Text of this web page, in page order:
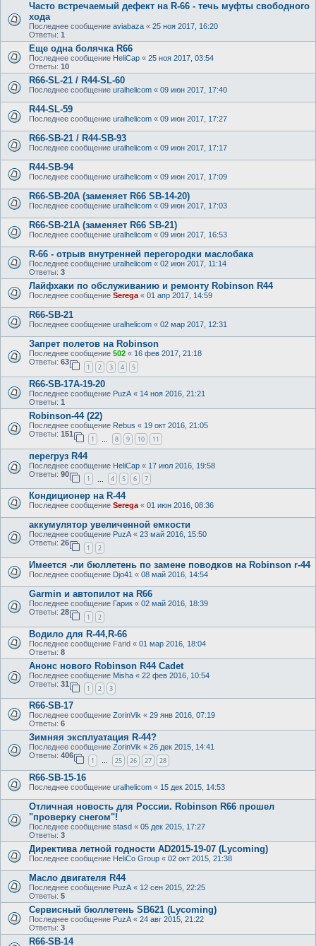
Часто встречаемый дефект на R-66 - течь муфты свободного
хода
Последнее сообщение aviabaza « 25 ноя 2017, 16:20
Ответы: 1
Еще одна болячка R66
Последнее сообщение HeliCap « 25 ноя 2017, 03:54
Ответы: 10
R66-SL-21 / R44-SL-60
Последнее сообщение uralhelicom « 09 июн 2017, 17:40
R44-SL-59
Последнее сообщение uralhelicom « 09 июн 2017, 17:27
R66-SB-21 / R44-SB-93
Последнее сообщение uralhelicom « 09 июн 2017, 17:17
R44-SB-94
Последнее сообщение uralhelicom « 09 июн 2017, 17:09
R66-SB-20A (заменяет R66 SB-14-20)
Последнее сообщение uralhelicom « 09 июн 2017, 17:03
R66-SB-21A (заменяет R66 SB-21)
Последнее сообщение uralhelicom « 09 июн 2017, 16:53
R-66 - отрыв внутренней перегородки маслобака
Последнее сообщение uralhelicom « 02 июн 2017, 11:14
Ответы: 3
Лайфхаки по обслуживанию и ремонту Robinson R44
Последнее сообщение Serega « 01 апр 2017, 14:59
R66-SB-21
Последнее сообщение uralhelicom « 02 мар 2017, 12:31
Запрет полетов на Robinson
Последнее сообщение 502 « 16 фев 2017, 21:18
Ответы: 63
1 2 3 4 5
R66-SB-17A-19-20
Последнее сообщение PuzA « 14 ноя 2016, 21:21
Ответы: 1
Robinson-44 (22)
Последнее сообщение Rebus « 19 окт 2016, 21:05
Ответы: 151
1 … 8 9 10 11
перегруз R44
Последнее сообщение HeliCap « 17 июл 2016, 19:58
Ответы: 90
1 4 5 6 7
Кондиционер на R-44
Последнее сообщение Serega « 01 июн 2016, 08:36
аккумулятор увеличенной емкости
Последнее сообщение PuzA « 23 май 2016, 15:50
Ответы: 26
1 2
Имеется -ли бюллетень по замене поводков на Robinson r-44
Последнее сообщение Djo41 « 08 май 2016, 14:54
Garmin и автопилот на R66
Последнее сообщение Гарик « 02 май 2016, 18:39
Ответы: 28
1 2
Водило для R-44,R-66
Последнее сообщение Farid « 01 мар 2016, 18:04
Ответы: 8
Анонс нового Robinson R44 Cadet
Последнее сообщение Misha « 22 фев 2016, 10:54
Ответы: 31
1 2 3
R66-SB-17
Последнее сообщение ZorinVik « 29 янв 2016, 07:19
Ответы: 6
Зимняя эксплуатация R-44?
Последнее сообщение ZorinVik « 26 дек 2015, 14:41
Ответы: 406
1 … 25 26 27 28
R66-SB-15-16
Последнее сообщение uralhelicom « 15 дек 2015, 14:53
Отличная новость для России. Robinson R66 прошел
"проверку снегом"!
Последнее сообщение stasd « 05 дек 2015, 17:27
Ответы: 3
Директива летной годности AD2015-19-07 (Lycoming)
Последнее сообщение HeliCo Group « 02 окт 2015, 21:38
Масло двигателя R44
Последнее сообщение PuzA « 12 сен 2015, 22:25
Ответы: 5
Сервисный бюллетень SB621 (Lycoming)
Последнее сообщение PuzA « 24 авг 2015, 21:22
Ответы: 3
R66-SB-14